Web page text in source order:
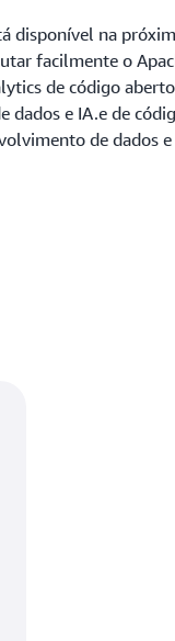
disponível na
facilmente o
de código
dados e IA.e de
de dados e